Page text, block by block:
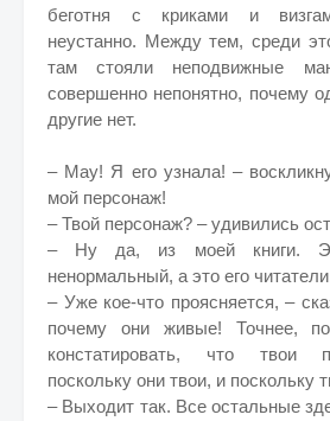
беготня с криками и
неустанно. Между тем, среди
там стояли неподвижные
совершенно непонятно, почему
другие нет.
– Мау! Я его узнала! –
мой персонаж!
– Твой персонаж? – удивились
– Ну да, из моей книги.
ненормальный, а это его
– Уже кое-что проясняется, –
почему они живые! Точнее,
констатировать, что твои
поскольку они твои, и поскольку
– Выходит так. Все остальные